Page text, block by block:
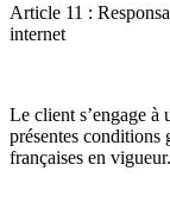
Article 11 :
internet
Le client s’engage
présentes conditions
françaises en vigueur.